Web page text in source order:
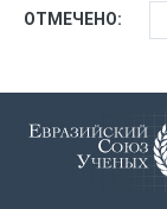
ОТМЕЧЕНО: